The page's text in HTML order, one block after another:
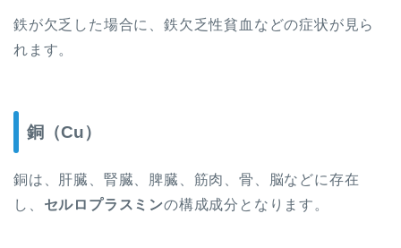
鉄が欠乏した場合に、鉄欠乏性貧血などの症状が見ら
れます。
銅（Cu）
銅は、肝臓、腎臓、脾臓、筋肉、骨、脳などに存在
し、 セルロプラスミンの構成成分となります。